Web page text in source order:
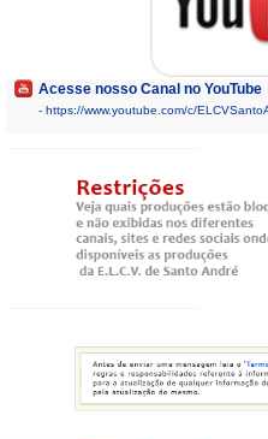
Acesse nosso Canal no YouTube
- https://www.youtube.com/c/